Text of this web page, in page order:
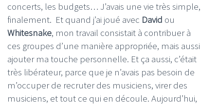
concerts, les budgets… J’avais une vie très simple,
finalement. Et quand j’ai joué avec David ou
Whitesnake, mon travail consistait à contribuer à
ces groupes d’une manière appropriée, mais aussi
ajouter ma touche personnelle. Et ça aussi, c’était
très libérateur, parce que je n’avais pas besoin de
m’occuper de recruter des musiciens, virer des
musiciens, et tout ce qui en découle. Aujourd’hui,